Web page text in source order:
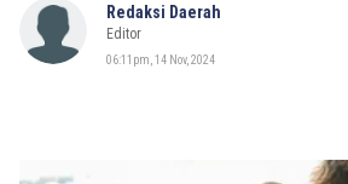
Redaksi Daerah
Editor
06:11pm, 14 Nov, 2024